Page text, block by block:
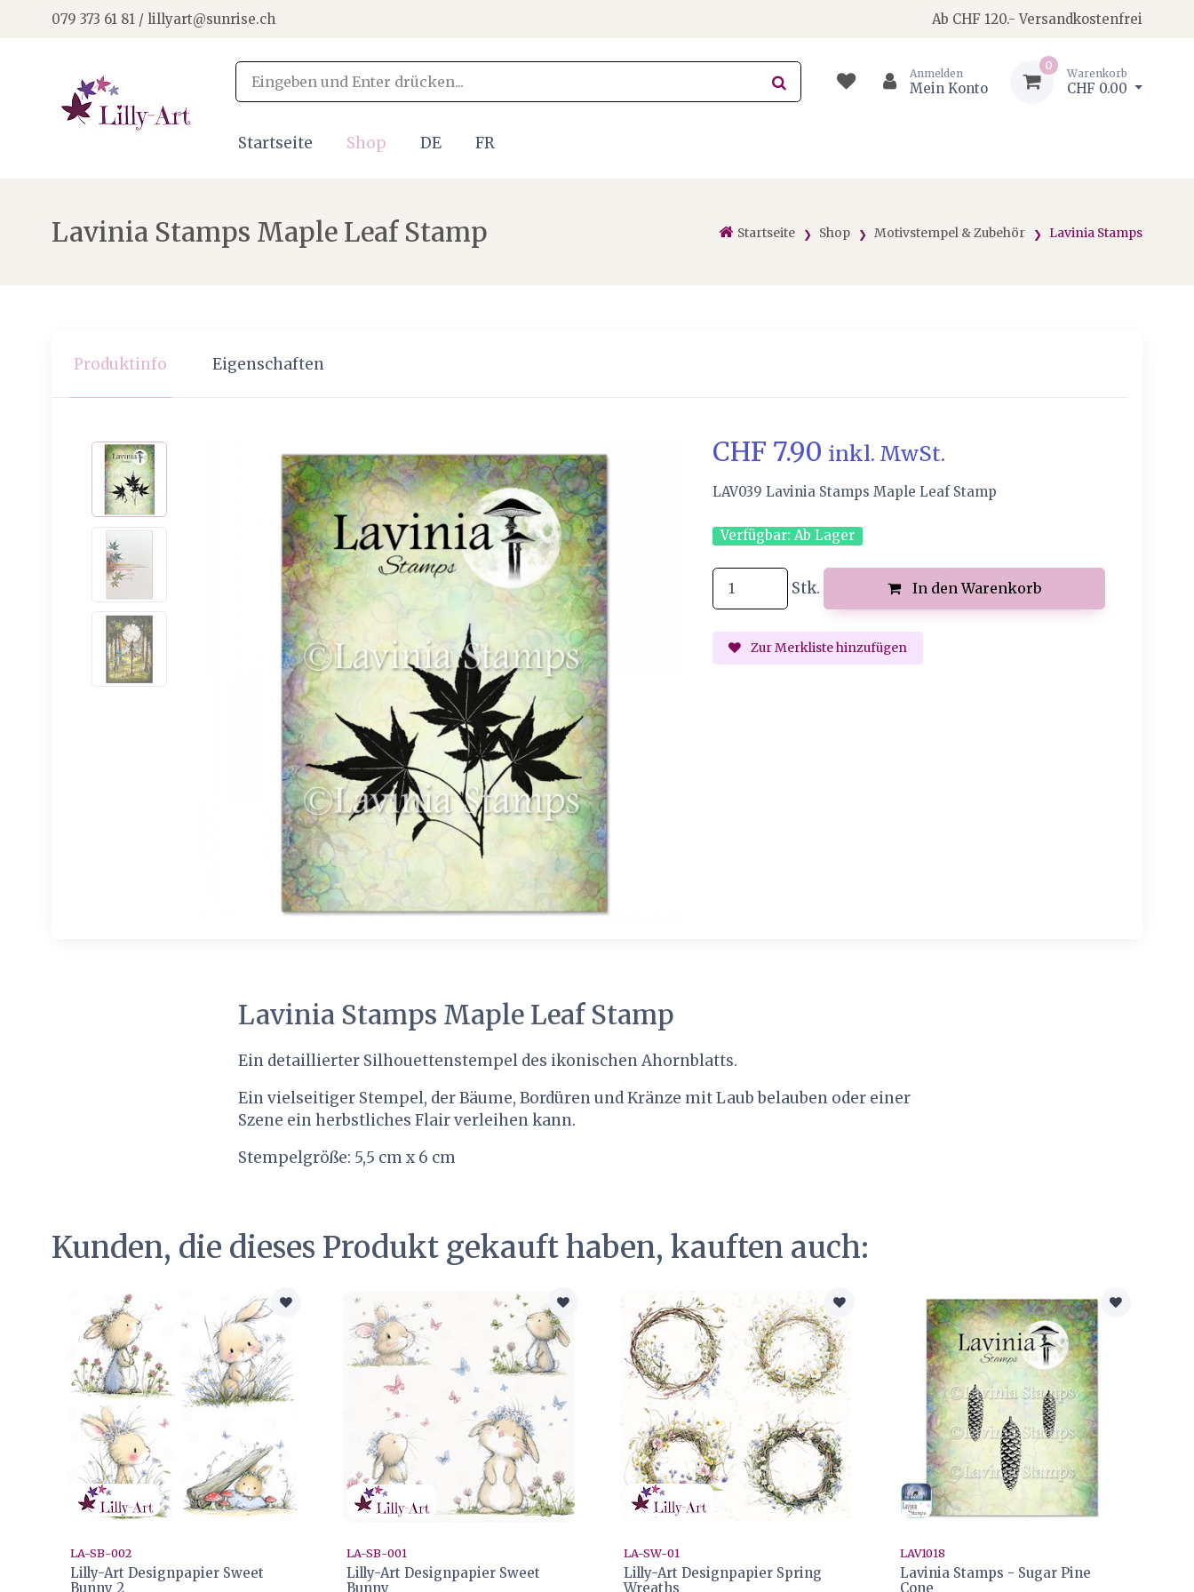
079 373 61 81 / lillyart@sunrise.ch Ab CHF 120.- Versandkostenfrei
Anmelden
Mein Konto
0
Warenkorb
CHF 0.00
Startseite Shop DE FR
Startseite Shop Motivstempel & Zubehör Lavinia Stamps
Lavinia Stamps Maple Leaf Stamp
Produktinfo Eigenschaften
CHF 7.90 inkl. MwSt.
LAV039 Lavinia Stamps Maple Leaf Stamp
Verfügbar: Ab Lager
Stk. In den Warenkorb
Zur Merkliste hinzufügen
Lavinia Stamps Maple Leaf Stamp
Ein detaillierter Silhouettenstempel des ikonischen Ahornblatts.
Ein vielseitiger Stempel, der Bäume, Bordüren und Kränze mit Laub belauben oder einer
Szene ein herbstliches Flair verleihen kann.
Stempelgröße: 5,5 cm x 6 cm
Kunden, die dieses Produkt gekauft haben, kauften auch:
LA-SB-002
Lilly-Art Designpapier Sweet
Bunny 2
LA-SB-001
Lilly-Art Designpapier Sweet
Bunny
LA-SW-01
Lilly-Art Designpapier Spring
Wreaths
LAV1018
Lavinia Stamps - Sugar Pine
Cone